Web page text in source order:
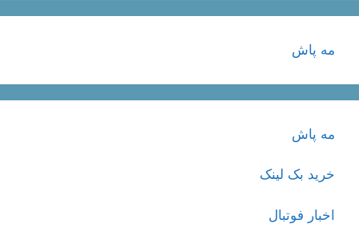
مه پاش
مه پاش
خرید بک لینک
اخبار فوتبال